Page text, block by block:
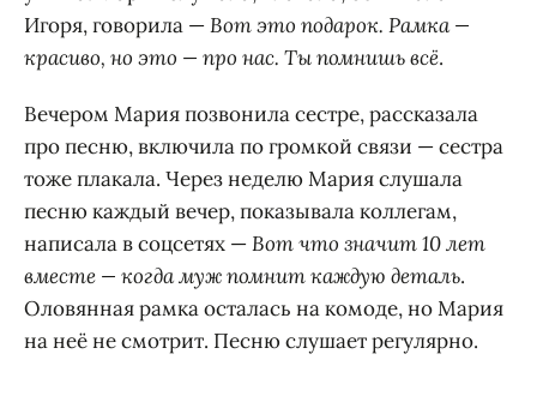
Игоря, говорила —Вот это подарок. Рамка —
красиво, но это — про нас. Ты помнишь всё.
Вечером Мария позвонила сестре, рассказала
про песню, включила по громкой связи — сестра
тоже плакала. Через неделю Мария слушала
песню каждый вечер, показывала коллегам,
написала в соцсетях —Вот что значит 10 лет
вместе — когда муж помнит каждую деталь.
Оловянная рамка осталась на комоде, но Мария
на неё не смотрит. Песню слушает регулярно.